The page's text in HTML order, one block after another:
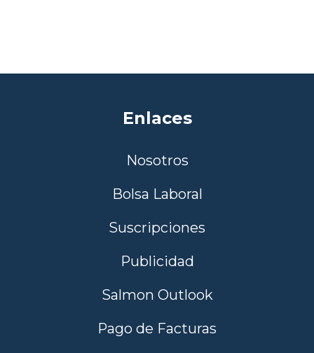
Enlaces
Nosotros
Bolsa Laboral
Suscripciones
Publicidad
Salmon Outlook
Pago de Facturas